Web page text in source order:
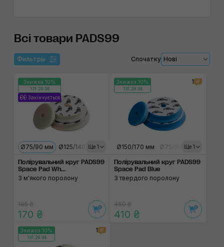
Всі товари PADS99
Фильтры Спочатку Нові
Знижка 10%
131:29:06
Закінчується
Ще 1
Ø75/90 мм Ø125/140 мм Ø150/170 мм
Полірувальний круг PADS99
Space Pad Wh...
З м'якого поролону
185 ₴
170 ₴
Знижка 10%
131:29:06
1
Ще 1
Ø150/170 мм Ø75/90 мм Ø125/
Полірувальний круг PADS99
Space Pad Blue
З твердого поролону
460 ₴
410 ₴
Знижка 10%
131:29:06
1